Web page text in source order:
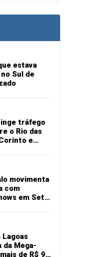
estava
Sul de
tráfego
o Rio das
e
movimenta
com
em Sete
Lagoas
da Mega-
de R$ 94